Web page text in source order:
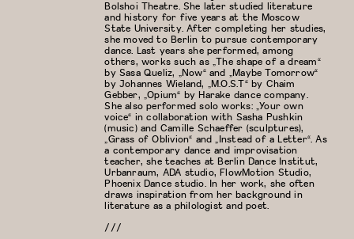
Bolshoi Theatre. She later studied literature
and history for five years at the Moscow
State University. After completing her studies,
she moved to Berlin to pursue contemporary
dance. Last years she performed, among
others, works such as „The shape of a dream“
by Sasa Queliz, „Now“ and „Maybe Tomorrow“
by Johannes Wieland, „M.O.S.T“ by Chaim
Gebber, „Opium“ by Harake dance company.
She also performed solo works: „Your own
voice“ in collaboration with Sasha Pushkin
(music) and Camille Schaeffer (sculptures),
„Grass of Oblivion“ and „Instead of a Letter“. As
a contemporary dance and improvisation
teacher, she teaches at Berlin Dance Institut,
Urbanraum, ADA studio, FlowMotion Studio,
Phoenix Dance studio. In her work, she often
draws inspiration from her background in
literature as a philologist and poet.
///